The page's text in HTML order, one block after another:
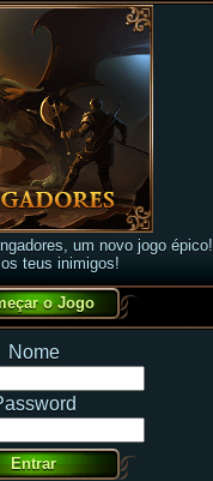
um novo jogo épico!
teus inimigos!
Nome